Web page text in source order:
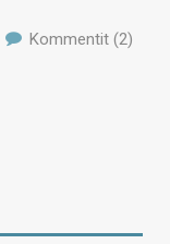
Kommentit (2)